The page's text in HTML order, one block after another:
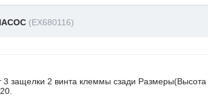
(EX680116)
2 винта клеммы сзади Размеры(Высота